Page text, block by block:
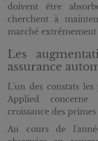
doivent être
cherchent à
marché
Les
assurance
L'un des constats
Applied
croissance des
Au cours de